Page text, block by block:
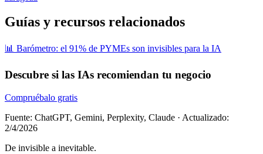
Guías y recursos relacionados
📊 Barómetro: el 91% de PYMEs son invisibles para la IA
Descubre si las IAs recomiendan tu negocio
Compruébalo gratis
Fuente: ChatGPT, Gemini, Perplexity, Claude · Actualizado:
2/4/2026
De invisible a inevitable.